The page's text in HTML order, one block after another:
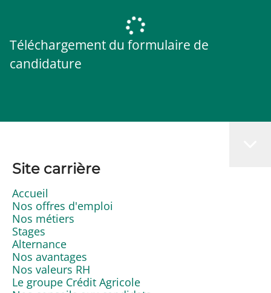
Téléchargement du formulaire de
candidature
Site carrière
Accueil
Nos offres d'emploi
Nos métiers
Stages
Alternance
Nos avantages
Nos valeurs RH
Le groupe Crédit Agricole